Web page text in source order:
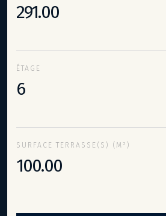
291.00
ÉTAGE
6
SURFACE TERRASSE(S) (M²)
100.00